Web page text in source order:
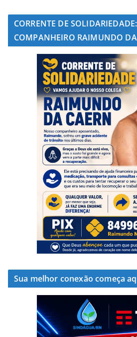
CORRENTE DE
COMPANHEIRO RAIMUNDO
Sua melhor conexão começa